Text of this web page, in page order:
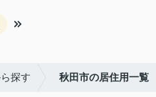
探す 秋田市の居住用一覧